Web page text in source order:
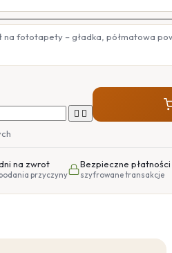
na fototapety – gładka, półmatowa
 
na zwrot
przyczyny
Bezpieczne płatności
szyfrowane transakcje